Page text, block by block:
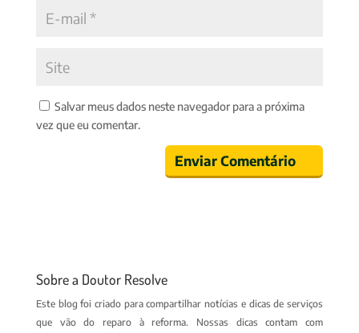
Salvar meus dados neste navegador para a próxima
vez que eu comentar.
Sobre a Doutor Resolve
Este blog foi criado para compartilhar notícias e dicas de serviços
que vão do reparo à reforma. Nossas dicas contam com